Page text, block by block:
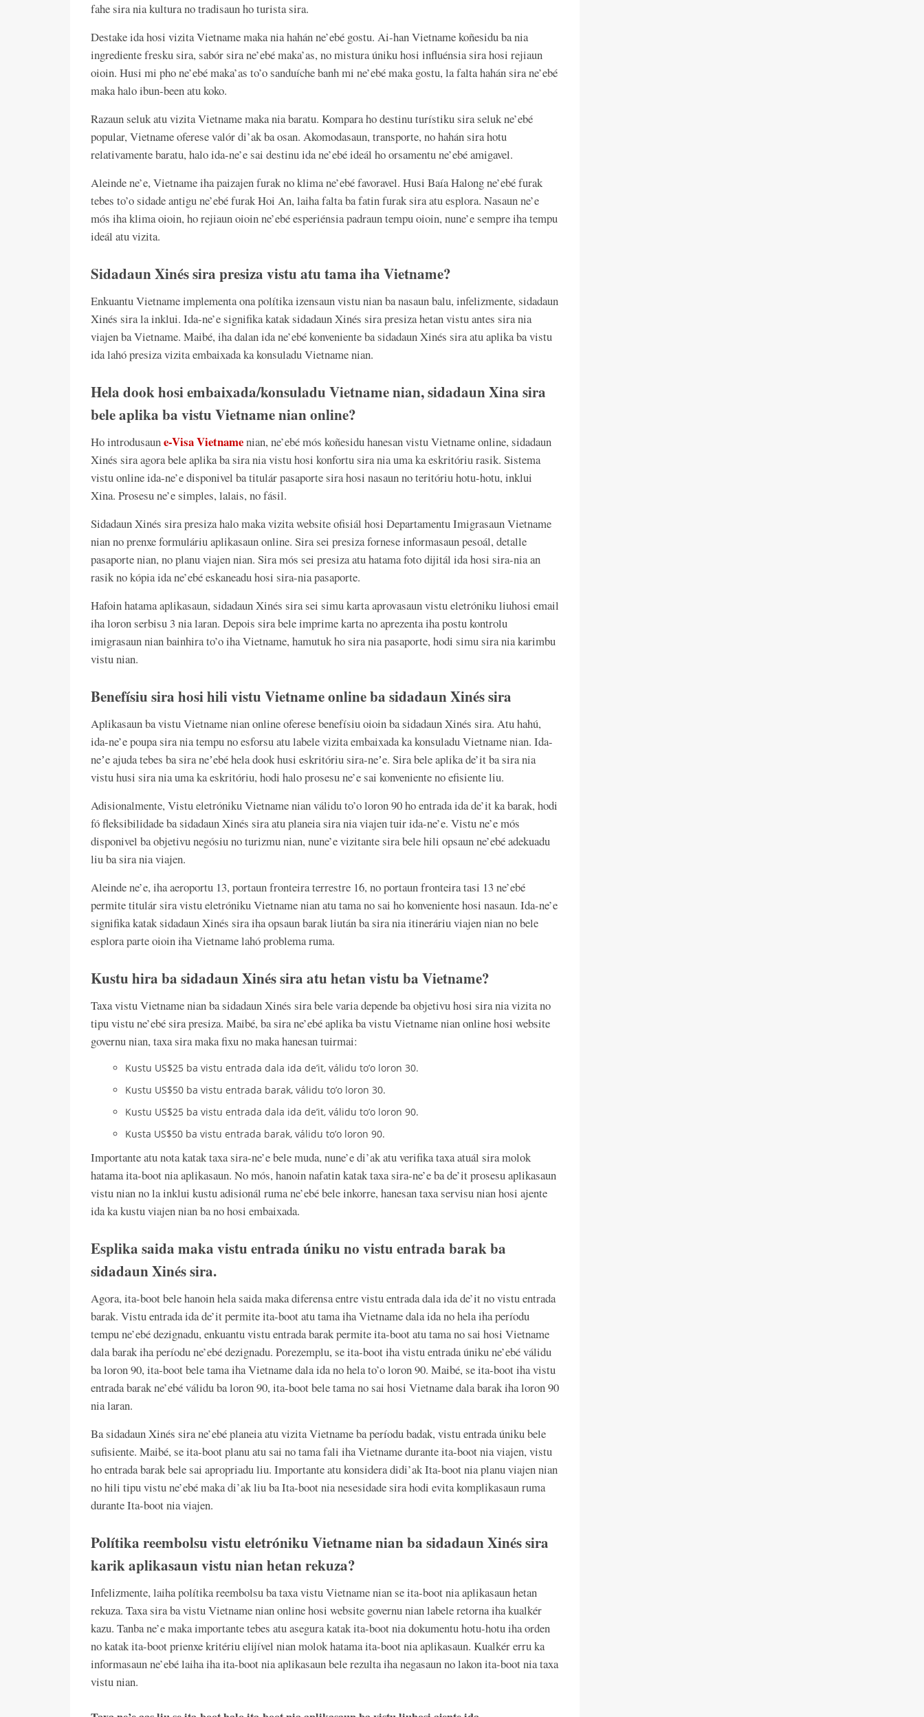
fahe sira nia kultura no tradisaun ho turista sira.
Destake ida hosi vizita Vietname maka nia hahán ne’ebé gostu. Ai-han Vietname koñesidu ba nia
ingrediente fresku sira, sabór sira ne’ebé maka’as, no mistura úniku hosi influénsia sira hosi rejiaun
oioin. Husi mi pho ne’ebé maka’as to’o sanduíche banh mi ne’ebé maka gostu, la falta hahán sira ne’ebé
maka halo ibun-been atu koko.
Razaun seluk atu vizita Vietname maka nia baratu. Kompara ho destinu turístiku sira seluk ne’ebé
popular, Vietname oferese valór di’ak ba osan. Akomodasaun, transporte, no hahán sira hotu
relativamente baratu, halo ida-ne’e sai destinu ida ne’ebé ideál ho orsamentu ne’ebé amigavel.
Aleinde ne’e, Vietname iha paizajen furak no klima ne’ebé favoravel. Husi Baía Halong ne’ebé furak
tebes to’o sidade antigu ne’ebé furak Hoi An, laiha falta ba fatin furak sira atu esplora. Nasaun ne’e
mós iha klima oioin, ho rejiaun oioin ne’ebé esperiénsia padraun tempu oioin, nune’e sempre iha tempu
ideál atu vizita.
Sidadaun Xinés sira presiza vistu atu tama iha Vietname?
Enkuantu Vietname implementa ona polítika izensaun vistu nian ba nasaun balu, infelizmente, sidadaun
Xinés sira la inklui. Ida-ne’e signifika katak sidadaun Xinés sira presiza hetan vistu antes sira nia
viajen ba Vietname. Maibé, iha dalan ida ne’ebé konveniente ba sidadaun Xinés sira atu aplika ba vistu
ida lahó presiza vizita embaixada ka konsuladu Vietname nian.
Hela dook hosi embaixada/konsuladu Vietname nian, sidadaun Xina sira
bele aplika ba vistu Vietname nian online?
Ho introdusaune-Visa Vietnamenian, ne’ebé mós koñesidu hanesan vistu Vietname online, sidadaun
Xinés sira agora bele aplika ba sira nia vistu hosi konfortu sira nia uma ka eskritóriu rasik. Sistema
vistu online ida-ne’e disponivel ba titulár pasaporte sira hosi nasaun no teritóriu hotu-hotu, inklui
Xina. Prosesu ne’e simples, lalais, no fásil.
Sidadaun Xinés sira presiza halo maka vizita website ofisiál hosi Departamentu Imigrasaun Vietname
nian no prenxe formuláriu aplikasaun online. Sira sei presiza fornese informasaun pesoál, detalle
pasaporte nian, no planu viajen nian. Sira mós sei presiza atu hatama foto dijitál ida hosi sira-nia an
rasik no kópia ida ne’ebé eskaneadu hosi sira-nia pasaporte.
Hafoin hatama aplikasaun, sidadaun Xinés sira sei simu karta aprovasaun vistu eletróniku liuhosi email
iha loron serbisu 3 nia laran. Depois sira bele imprime karta no aprezenta iha postu kontrolu
imigrasaun nian bainhira to’o iha Vietname, hamutuk ho sira nia pasaporte, hodi simu sira nia karimbu
vistu nian.
Benefísiu sira hosi hili vistu Vietname online ba sidadaun Xinés sira
Aplikasaun ba vistu Vietname nian online oferese benefísiu oioin ba sidadaun Xinés sira. Atu hahú,
ida-ne’e poupa sira nia tempu no esforsu atu labele vizita embaixada ka konsuladu Vietname nian. Ida-
neʼe ajuda tebes ba sira neʼebé hela dook husi eskritóriu sira-neʼe. Sira bele aplika de’it ba sira nia
vistu husi sira nia uma ka eskritóriu, hodi halo prosesu ne’e sai konveniente no efisiente liu.
Adisionalmente, Vistu eletróniku Vietname nian válidu to’o loron 90 ho entrada ida de’it ka barak, hodi
fó fleksibilidade ba sidadaun Xinés sira atu planeia sira nia viajen tuir ida-ne’e. Vistu ne’e mós
disponivel ba objetivu negósiu no turizmu nian, nune’e vizitante sira bele hili opsaun ne’ebé adekuadu
liu ba sira nia viajen.
Aleinde ne’e, iha aeroportu 13, portaun fronteira terrestre 16, no portaun fronteira tasi 13 ne’ebé
permite titulár sira vistu eletróniku Vietname nian atu tama no sai ho konveniente hosi nasaun. Ida-ne’e
signifika katak sidadaun Xinés sira iha opsaun barak liután ba sira nia itineráriu viajen nian no bele
esplora parte oioin iha Vietname lahó problema ruma.
Kustu hira ba sidadaun Xinés sira atu hetan vistu ba Vietname?
Taxa vistu Vietname nian ba sidadaun Xinés sira bele varia depende ba objetivu hosi sira nia vizita no
tipu vistu ne’ebé sira presiza. Maibé, ba sira ne’ebé aplika ba vistu Vietname nian online hosi website
governu nian, taxa sira maka fixu no maka hanesan tuirmai:
Kustu US$25 ba vistu entrada dala ida de’it, válidu to’o loron 30.
Kustu US$50 ba vistu entrada barak, válidu to’o loron 30.
Kustu US$25 ba vistu entrada dala ida de’it, válidu to’o loron 90.
Kusta US$50 ba vistu entrada barak, válidu to’o loron 90.
Importante atu nota katak taxa sira-ne’e bele muda, nune’e di’ak atu verifika taxa atuál sira molok
hatama ita-boot nia aplikasaun. No mós, hanoin nafatin katak taxa sira-ne’e ba de’it prosesu aplikasaun
vistu nian no la inklui kustu adisionál ruma ne’ebé bele inkorre, hanesan taxa servisu nian hosi ajente
ida ka kustu viajen nian ba no hosi embaixada.
Esplika saida maka vistu entrada úniku no vistu entrada barak ba
sidadaun Xinés sira.
Agora, ita-boot bele hanoin hela saida maka diferensa entre vistu entrada dala ida de’it no vistu entrada
barak. Vistu entrada ida de’it permite ita-boot atu tama iha Vietname dala ida no hela iha períodu
tempu ne’ebé dezignadu, enkuantu vistu entrada barak permite ita-boot atu tama no sai hosi Vietname
dala barak iha períodu ne’ebé dezignadu. Porezemplu, se ita-boot iha vistu entrada úniku ne’ebé válidu
ba loron 90, ita-boot bele tama iha Vietname dala ida no hela to’o loron 90. Maibé, se ita-boot iha vistu
entrada barak ne’ebé válidu ba loron 90, ita-boot bele tama no sai hosi Vietname dala barak iha loron 90
nia laran.
Ba sidadaun Xinés sira ne’ebé planeia atu vizita Vietname ba períodu badak, vistu entrada úniku bele
sufisiente. Maibé, se ita-boot planu atu sai no tama fali iha Vietname durante ita-boot nia viajen, vistu
ho entrada barak bele sai apropriadu liu. Importante atu konsidera didi’ak Ita-boot nia planu viajen nian
no hili tipu vistu ne’ebé maka di’ak liu ba Ita-boot nia nesesidade sira hodi evita komplikasaun ruma
durante Ita-boot nia viajen.
Polítika reembolsu vistu eletróniku Vietname nian ba sidadaun Xinés sira
karik aplikasaun vistu nian hetan rekuza?
Infelizmente, laiha polítika reembolsu ba taxa vistu Vietname nian se ita-boot nia aplikasaun hetan
rekuza. Taxa sira ba vistu Vietname nian online hosi website governu nian labele retorna iha kualkér
kazu. Tanba ne’e maka importante tebes atu asegura katak ita-boot nia dokumentu hotu-hotu iha orden
no katak ita-boot prienxe kritériu elijível nian molok hatama ita-boot nia aplikasaun. Kualkér erru ka
informasaun ne’ebé laiha iha ita-boot nia aplikasaun bele rezulta iha negasaun no lakon ita-boot nia taxa
vistu nian.